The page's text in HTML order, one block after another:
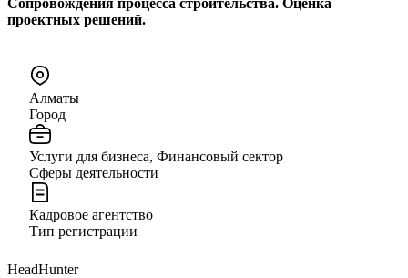
проектных решений.
Алматы
Город
Услуги для бизнеса, Финансовый сектор
Сферы деятельности
Кадровое агентство
Тип регистрации
HeadHunter